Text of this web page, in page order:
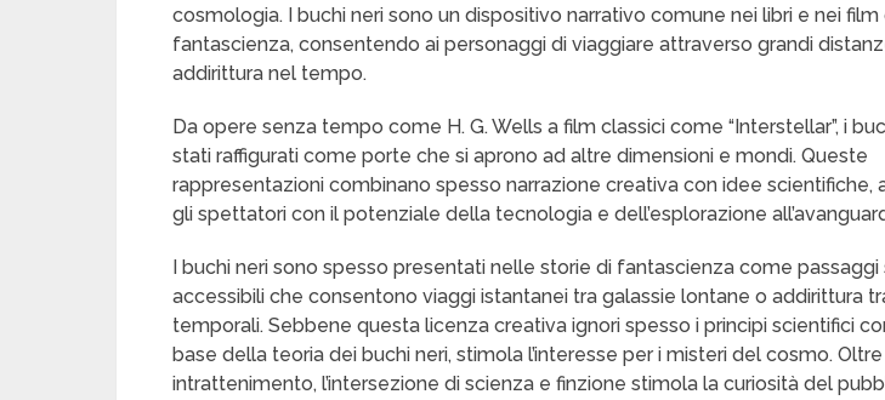
cosmologia. I buchi neri sono un dispositivo narrativo comune nei libri e nei film
fantascienza, consentendo ai personaggi di viaggiare attraverso grandi
addirittura nel tempo.
Da opere senza tempo come H. G. Wells a film classici come “Interstellar”, i
stati raffigurati come porte che si aprono ad altre dimensioni e mondi. Queste
rappresentazioni combinano spesso narrazione creativa con idee scientifiche,
gli spettatori con il potenziale della tecnologia e dell’esplorazione
I buchi neri sono spesso presentati nelle storie di fantascienza come passaggi
accessibili che consentono viaggi istantanei tra galassie lontane o addirittura
temporali. Sebbene questa licenza creativa ignori spesso i principi scientifici
base della teoria dei buchi neri, stimola l’interesse per i misteri del cosmo.
intrattenimento, l’intersezione di scienza e finzione stimola la curiosità del